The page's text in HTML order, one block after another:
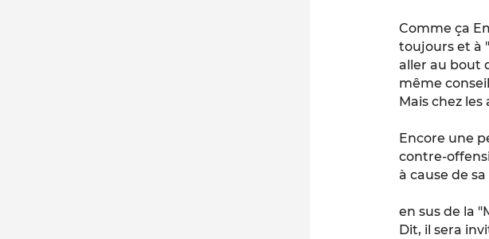
Comme ça
toujours et à
aller au bout
même
Mais chez
Encore une
contre-
à cause de
en sus de la
Dit, il sera